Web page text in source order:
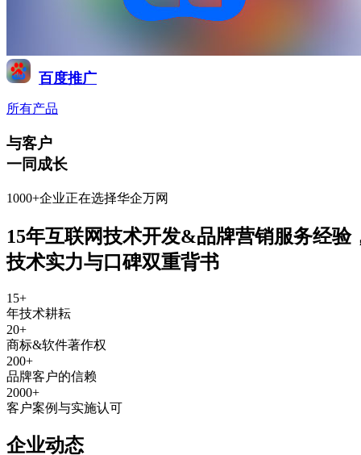
百度推广
所有产品
与客户
一同成长
1000+企业正在选择华企万网
15年互联网技术开发&品牌营销服务经验
技术实力与口碑双重背书
15+
年技术耕耘
20+
商标&软件著作权
200+
品牌客户的信赖
2000+
客户案例与实施认可
企业动态